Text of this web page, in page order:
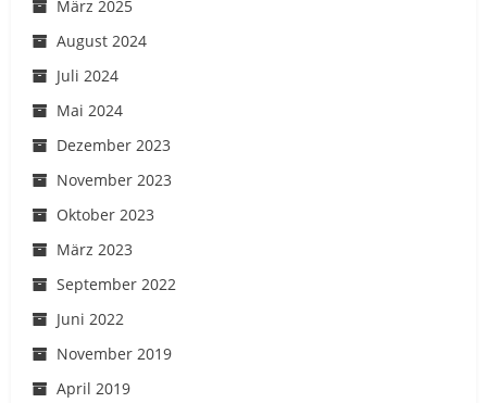
März 2025
August 2024
Juli 2024
Mai 2024
Dezember 2023
November 2023
Oktober 2023
März 2023
September 2022
Juni 2022
November 2019
April 2019